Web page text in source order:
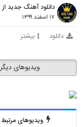
دانلود آهنگ جدید
۱۷ اسفند ۱۳۹۹
دانلود بیشتر
ویدیوهای دیگر
ویدیوهای مرتبط